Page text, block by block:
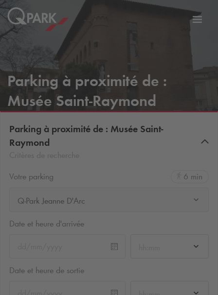
Parking à proximité de :
Musée Saint-Raymond
Parking à proximité de : Musée Saint-
Raymond
Votre parking
6 min
Q-Park Jeanne D'Arc
Date et heure d'arrivée
Date et heure de sortie